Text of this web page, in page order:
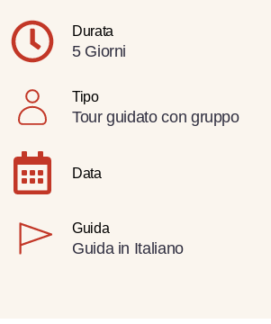
Durata
5 Giorni
Tipo
Tour guidato con gruppo
Data
Guida
Guida in Italiano